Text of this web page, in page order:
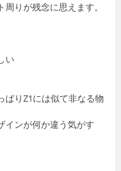
りが残念に思えます。
い
ぱりZ1には似て非なる物
インが何か違う気がす